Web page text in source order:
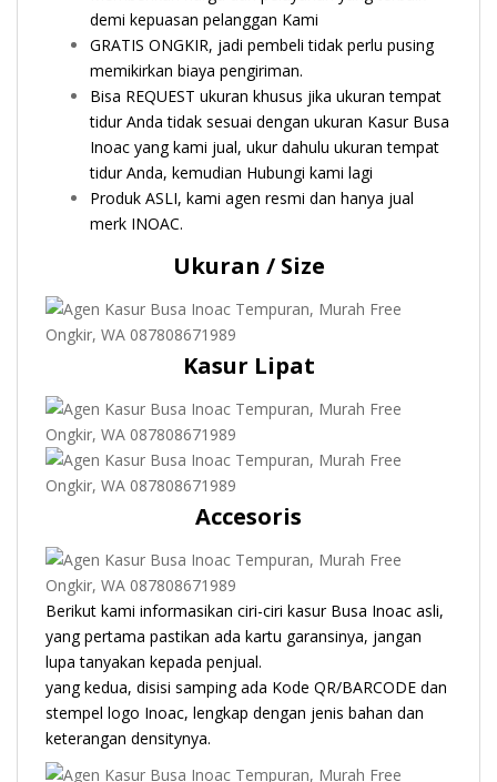
demi kepuasan pelanggan Kami
GRATIS ONGKIR, jadi pembeli tidak perlu pusing
memikirkan biaya pengiriman.
Bisa REQUEST ukuran khusus jika ukuran tempat
tidur Anda tidak sesuai dengan ukuran Kasur Busa
Inoac yang kami jual, ukur dahulu ukuran tempat
tidur Anda, kemudian Hubungi kami lagi
Produk ASLI, kami agen resmi dan hanya jual
merk INOAC.
Ukuran / Size
Kasur Lipat
Accesoris
Berikut kami informasikan ciri-ciri kasur Busa Inoac asli,
yang pertama pastikan ada kartu garansinya, jangan
lupa tanyakan kepada penjual.
yang kedua, disisi samping ada Kode QR/BARCODE dan
stempel logo Inoac, lengkap dengan jenis bahan dan
keterangan densitynya.